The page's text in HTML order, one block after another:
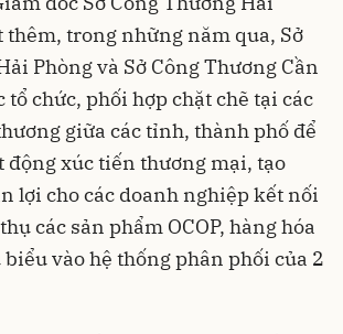
thêm, trong những năm qua, Sở
Phòng và Sở Công Thương Cần
tổ chức, phối hợp chặt chẽ tại các
giữa các tỉnh, thành phố để
động xúc tiến thương mại, tạo
lợi cho các doanh nghiệp kết nối
các sản phẩm OCOP, hàng hóa
vào hệ thống phân phối của 2